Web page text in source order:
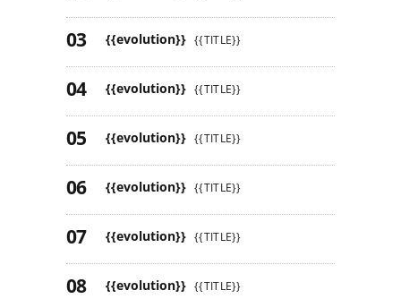
{{evolution}} {{TITLE}}
{{evolution}} {{TITLE}}
{{evolution}} {{TITLE}}
{{evolution}} {{TITLE}}
{{evolution}} {{TITLE}}
{{evolution}} {{TITLE}}